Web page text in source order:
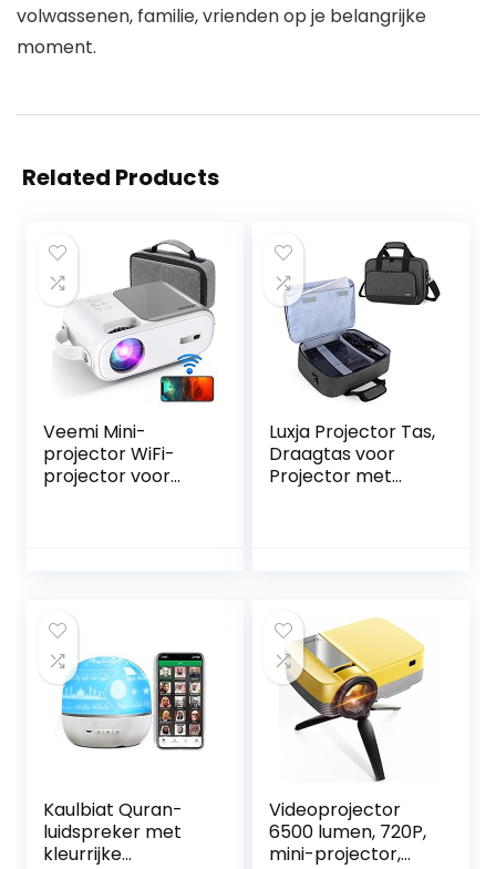
volwassenen, familie, vrienden op je belangrijke
moment.
Related Products
Veemi Mini-
projector WiFi-
projector voor
projector voor
kinderen en
volwassenen
cadeau (wit)
Luxja Projector Tas,
Draagtas voor
Projector met
CM, Zwart
Kaulbiat Quran-
luidspreker met
kleurrijke
Videoprojector
6500 lumen, 720P,
mini-projector,